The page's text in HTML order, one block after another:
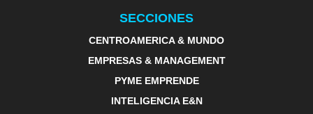
SECCIONES
CENTROAMERICA & MUNDO
EMPRESAS & MANAGEMENT
PYME EMPRENDE
INTELIGENCIA E&N